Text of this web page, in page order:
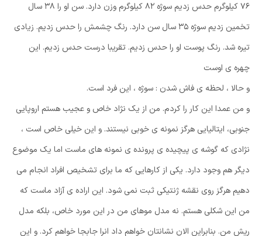
۷۶ کیلوگرم حدس زدیم سوژه ۸۲ کیلوگرم وزن دارد. سن او را ۳۸ سال
تخمین زدیم سوژه ۳۵ سال سن دارد. رنگ چشمش را حدس زدیم. زیادی
تیره شد. رنگ پوست او را حدس زدیم. تقریبا درست حدس زدیم. این
چهره ی اوست
و حالا ، لحظه ی فاش شدن : سوژه ، این فرد است.
و من عمدا این کار را کردم. من از یک نژاد خاص و عجیب هستم اروپایی
جنوبی، ایتالیایی هرگز نمونه ی خوبی نیستند. و این خیلی خاص است ،
نژادی که گوشه ی پیچیده ی پرونده ی نمونه های ماست اما یک موضوع
دیگر هم وجود دارد. یکی از کارهایی که ما برای تشخیص افراد انجام می
دهیم هرگز روی نقشه ژنتیکی ثبت نمی شود. این اراده ی آزاد ماست که
من این شکلی هستم. نه مدل موهای من در این مورد خاص، بلکه مدل
ریش من. بنابراین الان نشانتان خواهم داد انرا جابجا خواهم کرد. و این